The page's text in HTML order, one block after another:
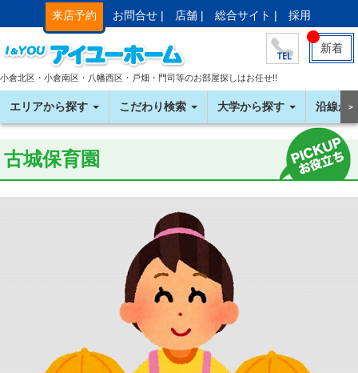
来店予約 お問合せ | 店舗 | 総合サイト | 採用
新着
小倉北区・小倉南区・八幡西区・戸畑・門司等のお部屋探しはお任せ!!
エリアから探す こだわり検索 大学から探す 沿線か＞
古城保育園